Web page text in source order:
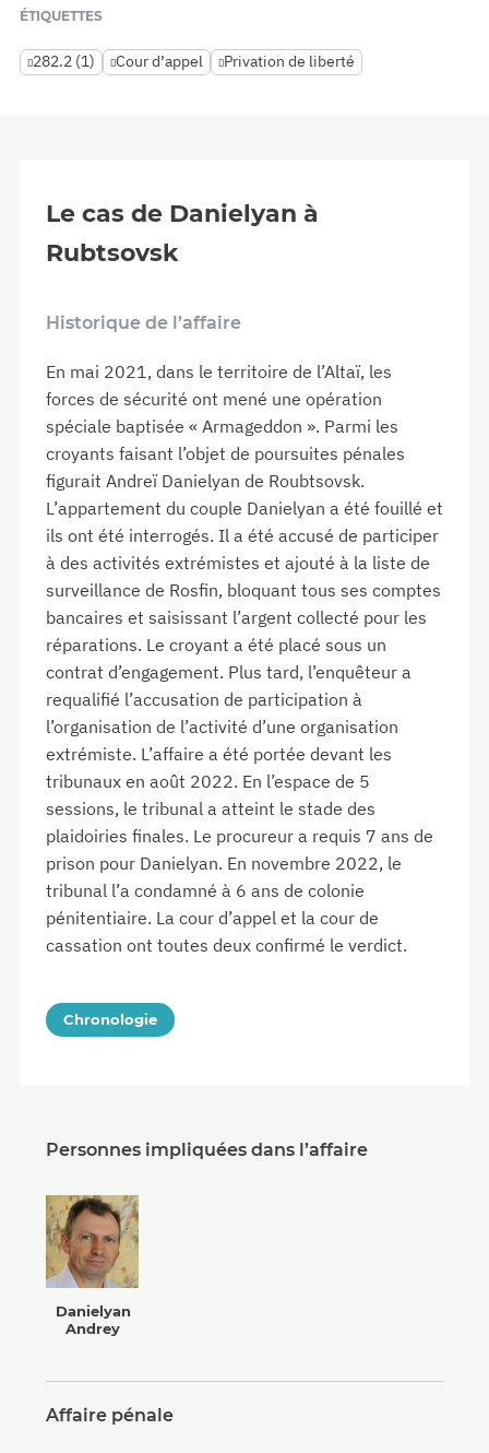
ÉTIQUETTES
282.2 (1) Cour d’appel Privation de liberté
Le cas de Danielyan à
Rubtsovsk
Historique de l’affaire
En mai 2021, dans le territoire de l’Altaï, les
forces de sécurité ont mené une opération
spéciale baptisée « Armageddon ». Parmi les
croyants faisant l’objet de poursuites pénales
figurait Andreï Danielyan de Roubtsovsk.
L’appartement du couple Danielyan a été fouillé et
ils ont été interrogés. Il a été accusé de participer
à des activités extrémistes et ajouté à la liste de
surveillance de Rosfin, bloquant tous ses comptes
bancaires et saisissant l’argent collecté pour les
réparations. Le croyant a été placé sous un
contrat d’engagement. Plus tard, l’enquêteur a
requalifié l’accusation de participation à
l’organisation de l’activité d’une organisation
extrémiste. L’affaire a été portée devant les
tribunaux en août 2022. En l’espace de 5
sessions, le tribunal a atteint le stade des
plaidoiries finales. Le procureur a requis 7 ans de
prison pour Danielyan. En novembre 2022, le
tribunal l’a condamné à 6 ans de colonie
pénitentiaire. La cour d’appel et la cour de
cassation ont toutes deux confirmé le verdict.
Chronologie
Personnes impliquées dans l’affaire
Danielyan
Andrey
Affaire pénale